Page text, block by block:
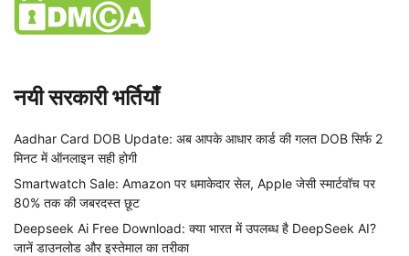
नयी सरकारी भर्तियाँ
Aadhar Card DOB Update: अब आपके आधार कार्ड की गलत DOB सिर्फ 2
मिनट में ऑनलाइन सही होगी
Smartwatch Sale: Amazon पर धमाकेदार सेल, Apple जेसी स्मार्टवॉच पर
80% तक की जबरदस्त छूट
Deepseek Ai Free Download: क्या भारत में उपलब्ध है DeepSeek AI?
जानें डाउनलोड और इस्तेमाल का तरीका